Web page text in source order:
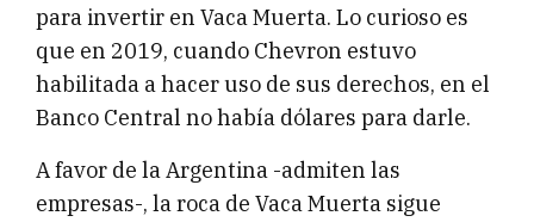
para invertir en Vaca Muerta. Lo curioso es
que en 2019, cuando Chevron estuvo
habilitada a hacer uso de sus derechos, en el
Banco Central no había dólares para darle.
A favor de la Argentina -admiten las
empresas-, la roca de Vaca Muerta sigue